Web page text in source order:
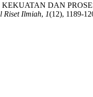
KEKUATAN DAN
Riset Ilmiah, 1(12), 1189-